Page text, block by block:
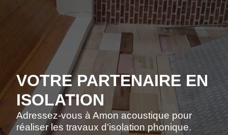
VOTRE PARTENAIRE EN
ISOLATION
Adressez-vous à Amon acoustique pour
réaliser les travaux d’isolation phonique.